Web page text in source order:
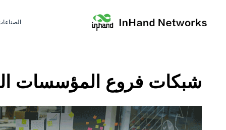
شبكات فروع المؤسسات